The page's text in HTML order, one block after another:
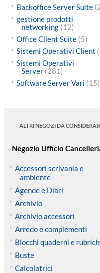
Backoffice Server Suite
gestione prodotti
networking (12)
Office Client Suite (5)
Sistemi Operativi Client
Sistemi Operativi
Server (281)
Software Server Vari (15)
ALTRI NEGOZI DA
Negozio Ufficio
Accessori scrivania e
ambiente
Agende e Diari
Archivio
Archivio accessori
Arredo e complementi
Blocchi quaderni e
Buste
Calcolatrici